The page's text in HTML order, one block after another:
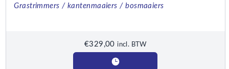
Grastrimmers / kantenmaaiers / bosmaaiers
€329,00 incl. BTW